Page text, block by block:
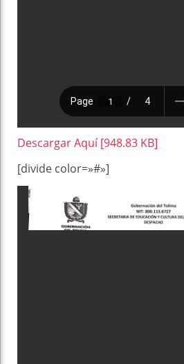
Descargar Aquí [948.83 KB]
[divide color=»#»]